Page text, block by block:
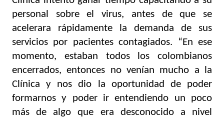
personal sobre el virus, antes de que se
acelerara rápidamente la demanda de sus
servicios por pacientes contagiados. “En ese
momento, estaban todos los colombianos
encerrados, entonces no venían mucho a la
Clínica y nos dio la oportunidad de poder
formarnos y poder ir entendiendo un poco
más de algo que era desconocido a nivel